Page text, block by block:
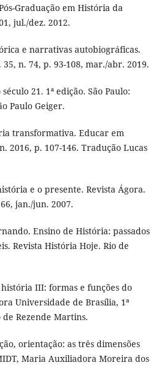
Graduação em História da
jul./dez. 2012.
e narrativas autobiográficas.
n. 74, p. 93-108, mar./abr. 2019.
21. 1ª edição. São Paulo:
Paulo Geiger.
transformativa. Educar em
2016, p. 107-146. Tradução Lucas
e o presente. Revista Ágora.
jan./jun. 2007.
Ensino de História: passados
Revista História Hoje. Rio de
III: formas e funções do
Universidade de Brasília, 1ª
Rezende Martins.
orientação: as três dimensões
Maria Auxiliadora Moreira dos